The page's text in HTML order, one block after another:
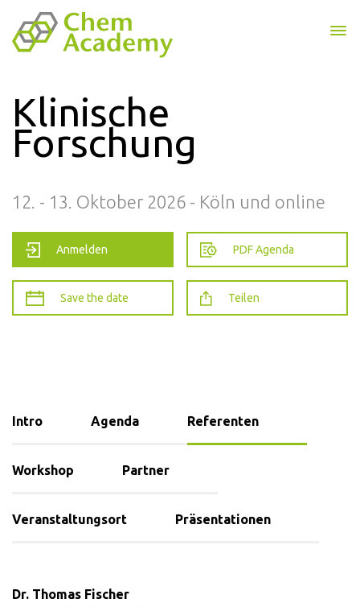
Klinische
Forschung
12. - 13. Oktober 2026 - Köln und online
Anmelden PDF Agenda
Save the date Teilen
Intro Agenda Referenten
Workshop Partner
Veranstaltungsort Präsentationen
Dr. Thomas Fischer